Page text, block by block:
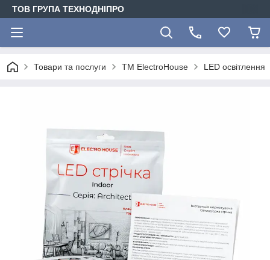
ТОВ ГРУПА ТЕХНОДНІПРО
Товари та послуги ТМ ElectroHouse LED освітлення